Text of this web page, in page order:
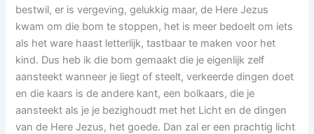
bestwil, er is vergeving, gelukkig maar, de Here Jezus
kwam om die bom te stoppen, het is meer bedoelt om iets
als het ware haast letterlijk, tastbaar te maken voor het
kind. Dus heb ik die bom gemaakt die je eigenlijk zelf
aansteekt wanneer je liegt of steelt, verkeerde dingen doet
en die kaars is de andere kant, een bolkaars, die je
aansteekt als je je bezighoudt met het Licht en de dingen
van de Here Jezus, het goede. Dan zal er een prachtig licht